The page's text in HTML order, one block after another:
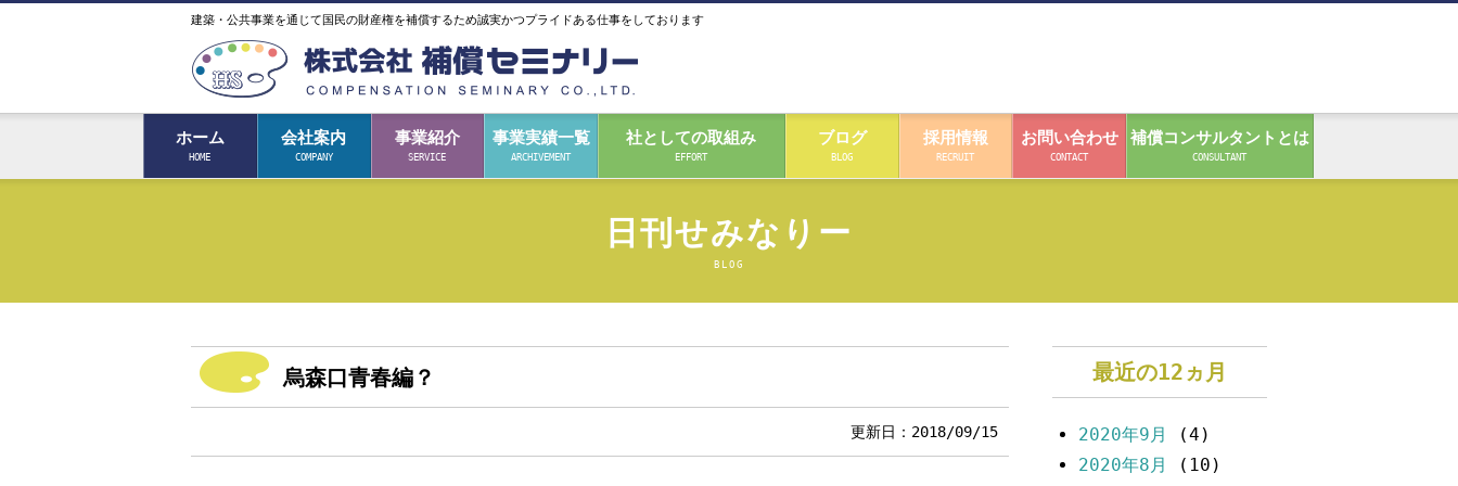
建築・公共事業を通じて国民の財産権を補償するため誠実かつプライドある仕事をしております
ホーム
HOME
会社案内
COMPANY
事業紹介
SERVICE
事業実績一覧
ARCHIVEMENT
社としての取組み
EFFORT
ブログ
BLOG
採用情報
RECRUIT
お問い合わせ
CONTACT
補償コンサルタントとは
CONSULTANT
日刊せみなりー
BLOG
烏森口青春編？
更新日：2018/09/15
最近の12ヵ月
2020年9月
(4)
2020年8月
(10)